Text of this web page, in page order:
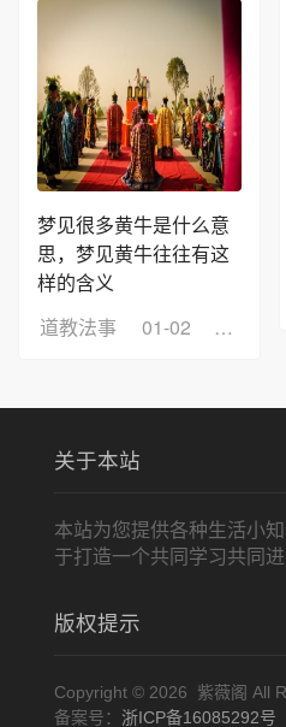
梦见很多黄牛是什么意
思，梦见黄牛往往有这
样的含义
道教法事
01-02 浏览：7
关于本站
本站为您提供各种生活小
于打造一个共同学习共同进
版权提示
Copyright © 2026 紫薇阁 All
备案号： 浙ICP备16085292号